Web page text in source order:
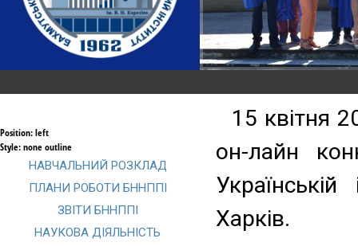
Абітурієнту Студенту
15 квітня
он-лайн
Українській
Харків.
Position:left
Style:none outline
НАВЧАЛЬНИЙ РОЗКЛАД
ПЛАНИ РОБОТИ БННППІ
ЗВІТИ БННППІ
НАУКОВА ДІЯЛЬНІСТЬ